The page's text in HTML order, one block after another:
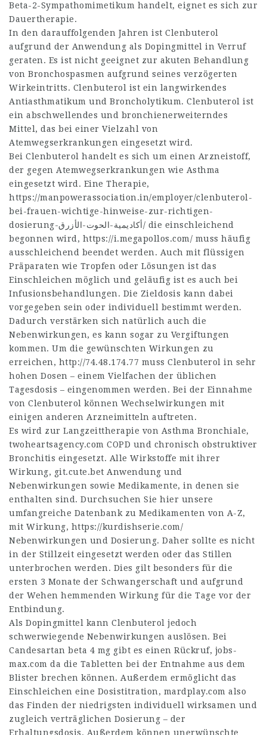
Beta-2-Sympathomimetikum handelt, eignet es sich zur
Dauertherapie.
In den darauffolgenden Jahren ist Clenbuterol
aufgrund der Anwendung als Dopingmittel in Verruf
geraten. Es ist nicht geeignet zur akuten Behandlung
von Bronchospasmen aufgrund seines verzögerten
Wirkeintritts. Clenbuterol ist ein langwirkendes
Antiasthmatikum und Broncholytikum. Clenbuterol ist
ein abschwellendes und bronchienerweiterndes
Mittel, das bei einer Vielzahl von
Atemwegserkrankungen eingesetzt wird.
Bei Clenbuterol handelt es sich um einen Arzneistoff,
der gegen Atemwegserkrankungen wie Asthma
eingesetzt wird. Eine Therapie,
https://manpowerassociation.in/employer/clenbuterol-
bei-frauen-wichtige-hinweise-zur-richtigen-
dosierung-أكاديمية-الحوت-الأزرق/ die einschleichend
begonnen wird, https://i.megapollos.com/ muss häufig
ausschleichend beendet werden. Auch mit flüssigen
Präparaten wie Tropfen oder Lösungen ist das
Einschleichen möglich und geläufig ist es auch bei
Infusionsbehandlungen. Die Zieldosis kann dabei
vorgegeben sein oder individuell bestimmt werden.
Dadurch verstärken sich natürlich auch die
Nebenwirkungen, es kann sogar zu Vergiftungen
kommen. Um die gewünschten Wirkungen zu
erreichen, http://74.48.174.77 muss Clenbuterol in sehr
hohen Dosen – einem Vielfachen der üblichen
Tagesdosis – eingenommen werden. Bei der Einnahme
von Clenbuterol können Wechselwirkungen mit
einigen anderen Arzneimitteln auftreten.
Es wird zur Langzeittherapie von Asthma Bronchiale,
twoheartsagency.com COPD und chronisch obstruktiver
Bronchitis eingesetzt. Alle Wirkstoffe mit ihrer
Wirkung, git.cute.bet Anwendung und
Nebenwirkungen sowie Medikamente, in denen sie
enthalten sind. Durchsuchen Sie hier unsere
umfangreiche Datenbank zu Medikamenten von A-Z,
mit Wirkung, https://kurdishserie.com/
Nebenwirkungen und Dosierung. Daher sollte es nicht
in der Stillzeit eingesetzt werden oder das Stillen
unterbrochen werden. Dies gilt besonders für die
ersten 3 Monate der Schwangerschaft und aufgrund
der Wehen hemmenden Wirkung für die Tage vor der
Entbindung.
Als Dopingmittel kann Clenbuterol jedoch
schwerwiegende Nebenwirkungen auslösen. Bei
Candesartan beta 4 mg gibt es einen Rückruf, jobs-
max.com da die Tabletten bei der Entnahme aus dem
Blister brechen können. Außerdem ermöglicht das
Einschleichen eine Dosistitration, mardplay.com also
das Finden der niedrigsten individuell wirksamen und
zugleich verträglichen Dosierung – der
Erhaltungsdosis. Außerdem können unerwünschte